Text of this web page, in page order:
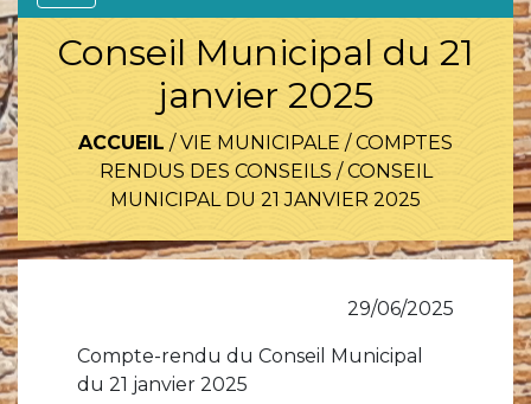
Conseil Municipal du 21
janvier 2025
ACCUEIL /VIE MUNICIPALE /COMPTES
RENDUS DES CONSEILS /CONSEIL
MUNICIPAL DU 21 JANVIER 2025
29/06/2025
Compte-rendu du Conseil Municipal
du 21 janvier 2025